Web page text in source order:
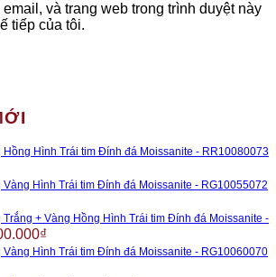
và trang web trong trình duyệt này
tiếp của tôi.
Hồng Hình Trái tim Đính đá Moissanite - RR10080073
Vàng Hình Trái tim Đính đá Moissanite - RG10055072
Trắng + Vàng Hồng Hình Trái tim Đính đá Moissanite -
₫
Vàng Hình Trái tim Đính đá Moissanite - RG10060070